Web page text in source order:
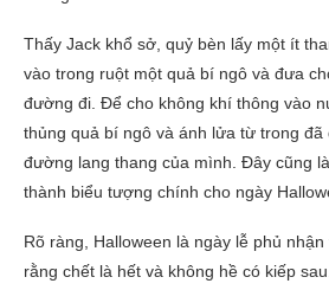
Thấy Jack khổ sở, quỷ bèn lấy một ít
vào trong ruột một quả bí ngô và đưa
đường đi. Để cho không khí thông vào
thủng quả bí ngô và ánh lửa từ trong đã
đường lang thang của mình. Đây cũng
thành biểu tượng chính cho ngày
Rõ ràng, Halloween là ngày lễ phủ
rằng chết là hết và không hề có kiếp